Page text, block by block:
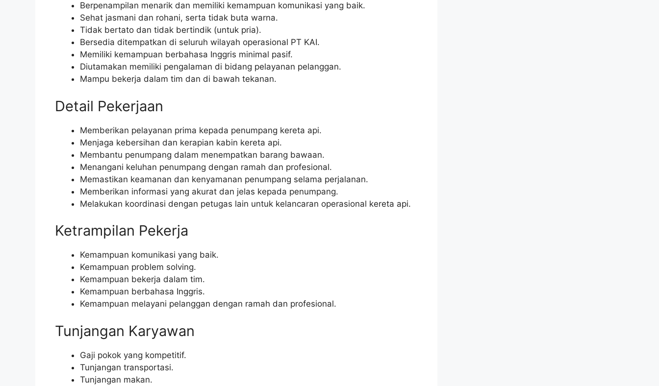
Berpenampilan menarik dan memiliki kemampuan komunikasi yang baik.
Sehat jasmani dan rohani, serta tidak buta warna.
Tidak bertato dan tidak bertindik (untuk pria).
Bersedia ditempatkan di seluruh wilayah operasional PT KAI.
Memiliki kemampuan berbahasa Inggris minimal pasif.
Diutamakan memiliki pengalaman di bidang pelayanan pelanggan.
Mampu bekerja dalam tim dan di bawah tekanan.
Detail Pekerjaan
Memberikan pelayanan prima kepada penumpang kereta api.
Menjaga kebersihan dan kerapian kabin kereta api.
Membantu penumpang dalam menempatkan barang bawaan.
Menangani keluhan penumpang dengan ramah dan profesional.
Memastikan keamanan dan kenyamanan penumpang selama perjalanan.
Memberikan informasi yang akurat dan jelas kepada penumpang.
Melakukan koordinasi dengan petugas lain untuk kelancaran operasional kereta api.
Ketrampilan Pekerja
Kemampuan komunikasi yang baik.
Kemampuan problem solving.
Kemampuan bekerja dalam tim.
Kemampuan berbahasa Inggris.
Kemampuan melayani pelanggan dengan ramah dan profesional.
Tunjangan Karyawan
Gaji pokok yang kompetitif.
Tunjangan transportasi.
Tunjangan makan.